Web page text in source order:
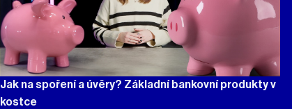
Jak na spoření a úvěry? Základní bankovní produkty v
kostce